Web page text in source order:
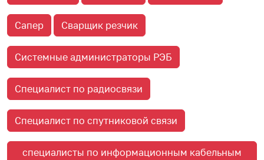
Сапер Сварщик резчик
Системные администраторы РЭБ
Специалист по радиосвязи
Специалист по спутниковой связи
специалисты по информационным кабельным